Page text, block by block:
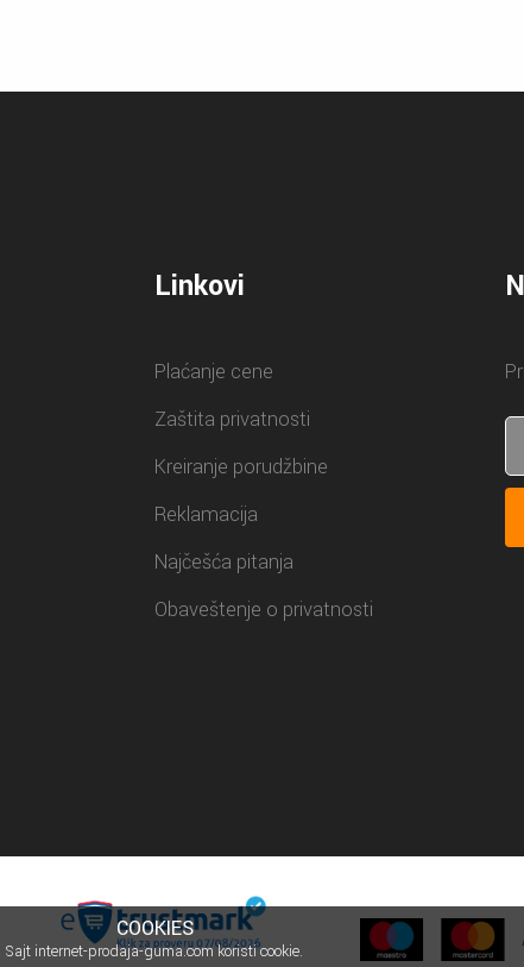
Linkovi
Plaćanje cene
Zaštita privatnosti
Kreiranje porudžbine
Reklamacija
Najčešća pitanja
Obaveštenje o privatnosti
COOKIES
Sajt internet-prodaja-guma.com koristi cookie.